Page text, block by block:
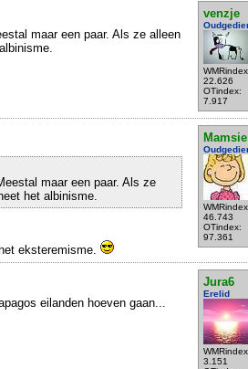
venzje
22.626
OTindex:
7.917
maar een paar. Als ze alleen
Mamsie
46.743
OTindex:
97.361
maar een paar. Als ze
het albinisme.
eksteremisme.
Jura6
Erelid
3.151
eilanden hoeven gaan...